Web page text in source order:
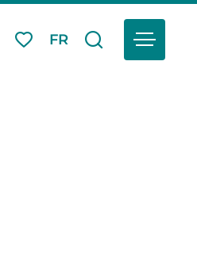
Mes favoris
FR
Je